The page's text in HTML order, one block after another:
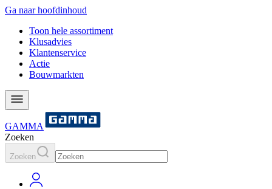
Ga naar hoofdinhoud
Toon hele assortiment
Klusadvies
Klantenservice
Actie
Bouwmarkten
GAMMA
Zoeken
Zoeken